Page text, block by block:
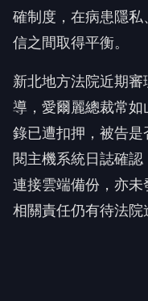
確制度，在病患隱
信之間取得平衡。
新北地方法院近期
導，愛爾麗總裁常
錄已遭扣押，被告
閱主機系統日誌確
連接雲端備份，亦
相關責任仍有待法院